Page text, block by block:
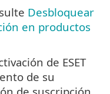
Desbloquear
en productos
de ESET
de su